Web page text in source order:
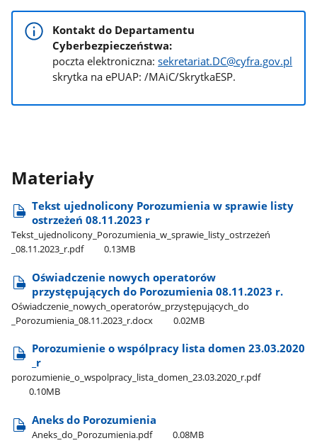
Kontakt do Departamentu
Cyberbezpieczeństwa:
poczta elektroniczna:sekretariat.DC@cyfra.gov.pl
skrytka na ePUAP: /MAiC/SkrytkaESP.
Materiały
Tekst ujednolicony Porozumienia w sprawie listy
ostrzeżeń 08.11.2023 r
Tekst​_ujednolicony​_Porozumienia​_w​_sprawie​_listy​_ostrzeżeń​
_08.11.2023​_r.pdf
0.13MB
Oświadczenie nowych operatorów
przystępujących do Porozumienia 08.11.2023 r.
Oświadczenie​_nowych​_operatorów​_przystępujących​_do​
_Porozumienia​_08.11.2023​_r.docx
0.02MB
Porozumienie o wspólpracy lista domen 23.03.2020​
_r
porozumienie​_o​_wspolpracy​_lista​_domen​_23.03.2020​_r.pdf
0.10MB
Aneks do Porozumienia
Aneks​_do​_Porozumienia.pdf 0.08MB